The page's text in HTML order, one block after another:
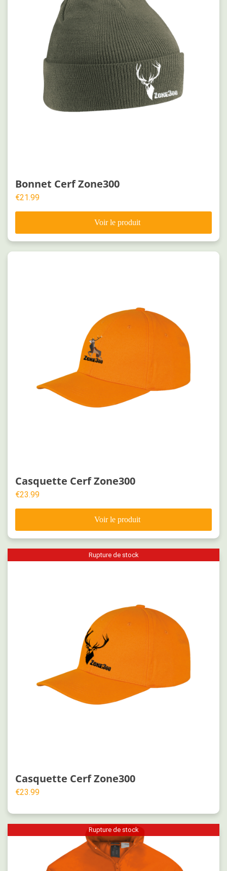
Bonnet Cerf Zone300
€21.99
Casquette Cerf Zone300
€23.99
Rupture de stock
Casquette Cerf Zone300
€23.99
Rupture de stock